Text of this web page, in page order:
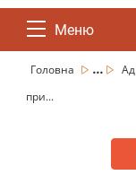
Меню
Головна ...
при...